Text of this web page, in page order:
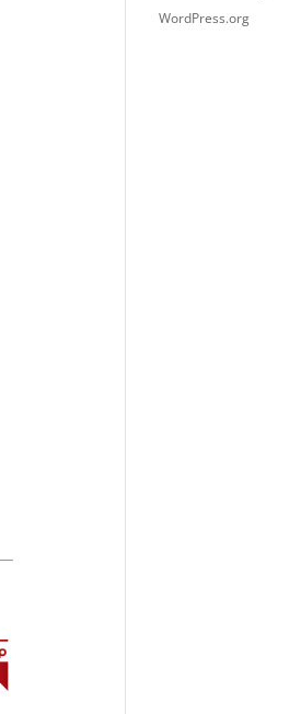
WordPress.org